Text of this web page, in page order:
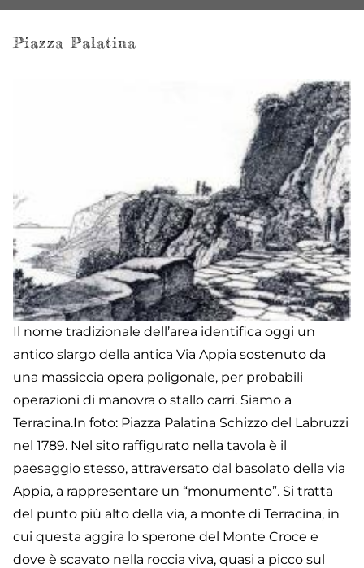
Piazza Palatina
Il nome tradizionale dell’area identifica oggi un
antico slargo della antica Via Appia sostenuto da
una massiccia opera poligonale, per probabili
operazioni di manovra o stallo carri. Siamo a
Terracina.In foto: Piazza Palatina Schizzo del Labruzzi
nel 1789. Nel sito raffigurato nella tavola è il
paesaggio stesso, attraversato dal basolato della via
Appia, a rappresentare un “monumento”. Si tratta
del punto più alto della via, a monte di Terracina, in
cui questa aggira lo sperone del Monte Croce e
dove è scavato nella roccia viva, quasi a picco sul